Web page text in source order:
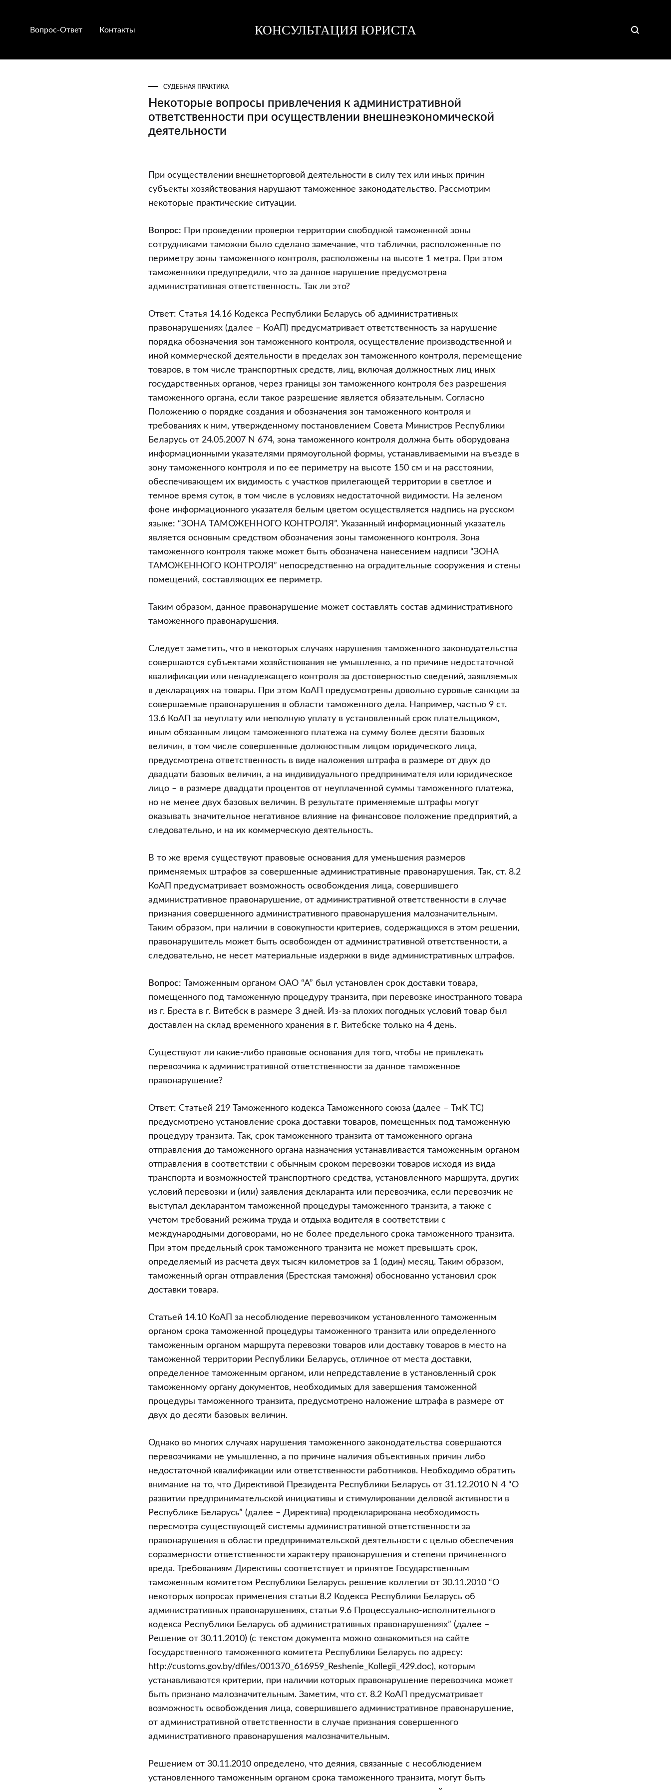
Вопрос-Ответ Контакты КОНСУЛЬТАЦИЯ ЮРИСТА
юриста
юриста
СУДЕБНАЯ ПРАКТИКА
Некоторые вопросы привлечения к административной
ответственности при осуществлении внешнеэкономической
деятельности
Некоторые
вопросы
привлечения
административной
ответственности
при
осуществлении
внешнеэкономической
При осуществлении внешнеторговой деятельности в силу тех или иных причин
субъекты хозяйствования нарушают таможенное законодательство. Рассмотрим
некоторые практические ситуации.
Вопрос: При проведении проверки территории свободной таможенной зоны
сотрудниками таможни было сделано замечание, что таблички, расположенные по
периметру зоны таможенного контроля, расположены на высоте 1 метра. При этом
таможенники предупредили, что за данное нарушение предусмотрена
административная ответственность. Так ли это?
Ответ: Статья 14.16 Кодекса Республики Беларусь об административных
правонарушениях (далее – КоАП) предусматривает ответственность за нарушение
порядка обозначения зон таможенного контроля, осуществление производственной и
иной коммерческой деятельности в пределах зон таможенного контроля, перемещение
товаров, в том числе транспортных средств, лиц, включая должностных лиц иных
государственных органов, через границы зон таможенного контроля без разрешения
таможенного органа, если такое разрешение является обязательным. Согласно
Положению о порядке создания и обозначения зон таможенного контроля и
требованиях к ним, утвержденному постановлением Совета Министров Республики
Беларусь от 24.05.2007 N 674, зона таможенного контроля должна быть оборудована
информационными указателями прямоугольной формы, устанавливаемыми на въезде в
зону таможенного контроля и по ее периметру на высоте 150 см и на расстоянии,
обеспечивающем их видимость с участков прилегающей территории в светлое и
темное время суток, в том числе в условиях недостаточной видимости. На зеленом
фоне информационного указателя белым цветом осуществляется надпись на русском
языке: “ЗОНА ТАМОЖЕННОГО КОНТРОЛЯ”. Указанный информационный указатель
является основным средством обозначения зоны таможенного контроля. Зона
таможенного контроля также может быть обозначена нанесением надписи “ЗОНА
ТАМОЖЕННОГО КОНТРОЛЯ” непосредственно на оградительные сооружения и стены
помещений, составляющих ее периметр.
Таким образом, данное правонарушение может составлять состав административного
таможенного правонарушения.
Следует заметить, что в некоторых случаях нарушения таможенного законодательства
совершаются субъектами хозяйствования не умышленно, а по причине недостаточной
квалификации или ненадлежащего контроля за достоверностью сведений, заявляемых
в декларациях на товары. При этом КоАП предусмотрены довольно суровые санкции за
совершаемые правонарушения в области таможенного дела. Например, частью 9 ст.
13.6 КоАП за неуплату или неполную уплату в установленный срок плательщиком,
иным обязанным лицом таможенного платежа на сумму более десяти базовых
величин, в том числе совершенные должностным лицом юридического лица,
предусмотрена ответственность в виде наложения штрафа в размере от двух до
двадцати базовых величин, а на индивидуального предпринимателя или юридическое
лицо – в размере двадцати процентов от неуплаченной суммы таможенного платежа,
но не менее двух базовых величин. В результате применяемые штрафы могут
оказывать значительное негативное влияние на финансовое положение предприятий, а
следовательно, и на их коммерческую деятельность.
В то же время существуют правовые основания для уменьшения размеров
применяемых штрафов за совершенные административные правонарушения. Так, ст. 8.2
КоАП предусматривает возможность освобождения лица, совершившего
административное правонарушение, от административной ответственности в случае
признания совершенного административного правонарушения малозначительным.
Таким образом, при наличии в совокупности критериев, содержащихся в этом решении,
правонарушитель может быть освобожден от административной ответственности, а
следовательно, не несет материальные издержки в виде административных штрафов.
Вопрос: Таможенным органом ОАО “А” был установлен срок доставки товара,
помещенного под таможенную процедуру транзита, при перевозке иностранного товара
из г. Бреста в г. Витебск в размере 3 дней. Из-за плохих погодных условий товар был
доставлен на склад временного хранения в г. Витебске только на 4 день.
Существуют ли какие-либо правовые основания для того, чтобы не привлекать
перевозчика к административной ответственности за данное таможенное
правонарушение?
Ответ: Статьей 219 Таможенного кодекса Таможенного союза (далее – ТмК ТС)
предусмотрено установление срока доставки товаров, помещенных под таможенную
процедуру транзита. Так, срок таможенного транзита от таможенного органа
отправления до таможенного органа назначения устанавливается таможенным органом
отправления в соответствии с обычным сроком перевозки товаров исходя из вида
транспорта и возможностей транспортного средства, установленного маршрута, других
условий перевозки и (или) заявления декларанта или перевозчика, если перевозчик не
выступал декларантом таможенной процедуры таможенного транзита, а также с
учетом требований режима труда и отдыха водителя в соответствии с
международными договорами, но не более предельного срока таможенного транзита.
При этом предельный срок таможенного транзита не может превышать срок,
определяемый из расчета двух тысяч километров за 1 (один) месяц. Таким образом,
таможенный орган отправления (Брестская таможня) обоснованно установил срок
доставки товара.
Статьей 14.10 КоАП за несоблюдение перевозчиком установленного таможенным
органом срока таможенной процедуры таможенного транзита или определенного
таможенным органом маршрута перевозки товаров или доставку товаров в место на
таможенной территории Республики Беларусь, отличное от места доставки,
определенное таможенным органом, или непредставление в установленный срок
таможенному органу документов, необходимых для завершения таможенной
процедуры таможенного транзита, предусмотрено наложение штрафа в размере от
двух до десяти базовых величин.
Однако во многих случаях нарушения таможенного законодательства совершаются
перевозчиками не умышленно, а по причине наличия объективных причин либо
недостаточной квалификации или ответственности работников. Необходимо обратить
внимание на то, что Директивой Президента Республики Беларусь от 31.12.2010 N 4 “О
развитии предпринимательской инициативы и стимулировании деловой активности в
Республике Беларусь” (далее – Директива) продекларирована необходимость
пересмотра существующей системы административной ответственности за
правонарушения в области предпринимательской деятельности с целью обеспечения
соразмерности ответственности характеру правонарушения и степени причиненного
вреда. Требованиям Директивы соответствует и принятое Государственным
таможенным комитетом Республики Беларусь решение коллегии от 30.11.2010 “О
некоторых вопросах применения статьи 8.2 Кодекса Республики Беларусь об
административных правонарушениях, статьи 9.6 Процессуально-исполнительного
кодекса Республики Беларусь об административных правонарушениях” (далее –
Решение от 30.11.2010) (с текстом документа можно ознакомиться на сайте
Государственного таможенного комитета Республики Беларусь по адресу:
http://customs.gov.by/dfiles/001370_616959_Reshenie_Kollegii_429.doc), которым
устанавливаются критерии, при наличии которых правонарушение перевозчика может
быть признано малозначительным. Заметим, что ст. 8.2 КоАП предусматривает
возможность освобождения лица, совершившего административное правонарушение,
от административной ответственности в случае признания совершенного
административного правонарушения малозначительным.
Решением от 30.11.2010 определено, что деяния, связанные с несоблюдением
установленного таможенным органом срока таможенного транзита, могут быть